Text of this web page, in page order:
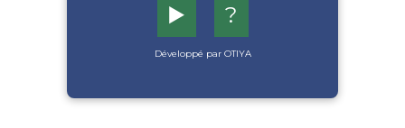
▶️ ?
Développé par OTIYA